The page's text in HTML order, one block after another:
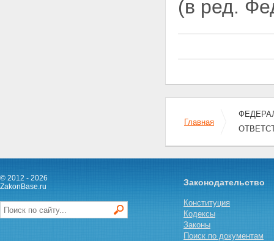
(в ред.
Главная
© 2012 - 2026
ZakonBase.ru
Законодательство
Конституция
Кодексы
Законы
Поиск по документам